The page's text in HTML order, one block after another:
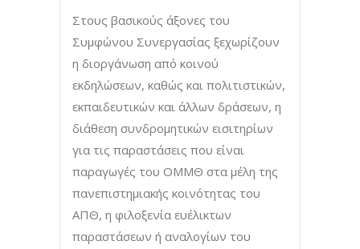
Στους βασικούς άξονες του
Συμφώνου Συνεργασίας ξεχωρίζουν
η διοργάνωση από κοινού
εκδηλώσεων, καθώς και πολιτιστικών,
εκπαιδευτικών και άλλων δράσεων, η
διάθεση συνδρομητικών εισιτηρίων
για τις παραστάσεις που είναι
παραγωγές του ΟΜΜΘ στα μέλη της
πανεπιστημιακής κοινότητας του
ΑΠΘ, η φιλοξενία ευέλικτων
παραστάσεων ή αναλογίων του